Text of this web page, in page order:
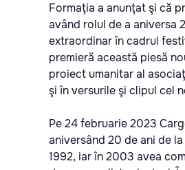
Formaţia a anunţat şi că
având rolul de a aniversa
extraordinar în cadrul
premieră această piesă
proiect umanitar al
şi în versurile şi clipul cel
Pe 24 februarie 2023
aniversând 20 de ani de
1992, iar în 2003 avea